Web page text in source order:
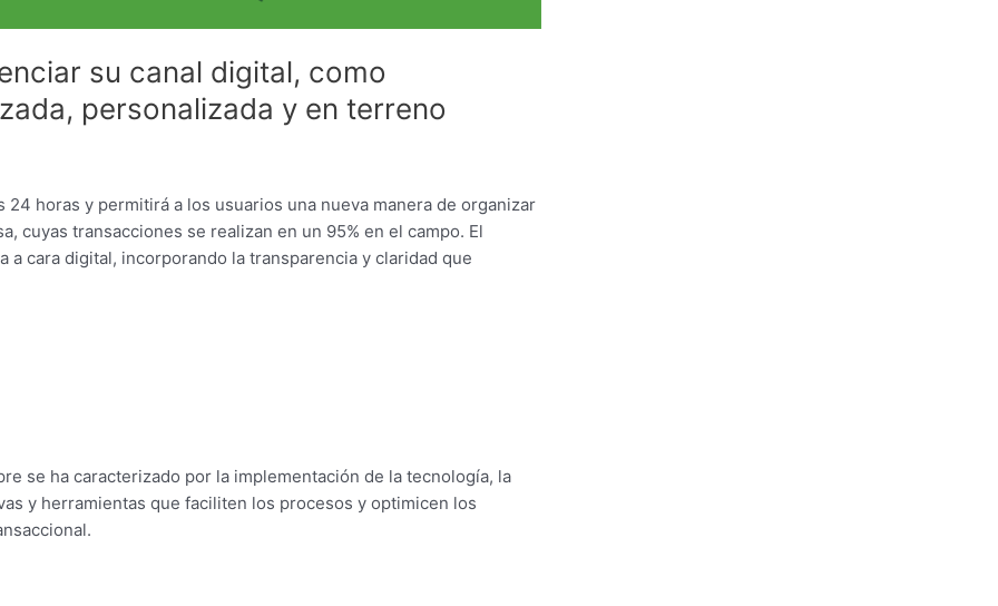
su canal digital, como
personalizada y en terreno
24 horas y permitirá a los usuarios una nueva manera de organizar
cuyas transacciones se realizan en un 95% en el campo. El
cara digital, incorporando la transparencia y claridad que
se ha caracterizado por la implementación de la tecnología, la
y herramientas que faciliten los procesos y optimicen los